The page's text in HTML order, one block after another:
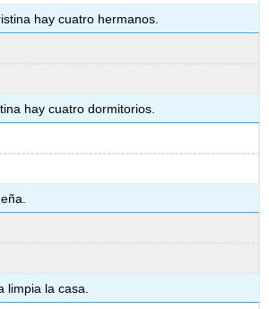
hay cuatro hermanos.
hay cuatro dormitorios.
limpia la casa.